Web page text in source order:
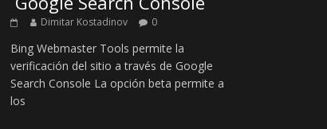
Dimitar Kostadinov 0
Bing Webmaster Tools permite la
verificación del sitio a través de Google
Search Console La opción beta permite a
los